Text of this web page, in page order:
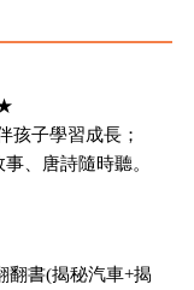
孩子學習成長；
、唐詩隨時聽。
翻書(揭秘汽車+揭